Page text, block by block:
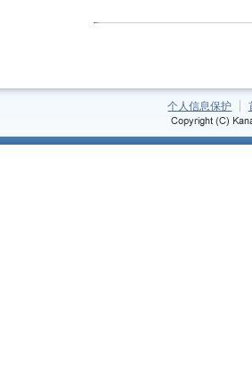
个人信息保护